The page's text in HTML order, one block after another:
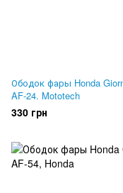
Ободок фары Honda
AF-24. Mototech
330 грн